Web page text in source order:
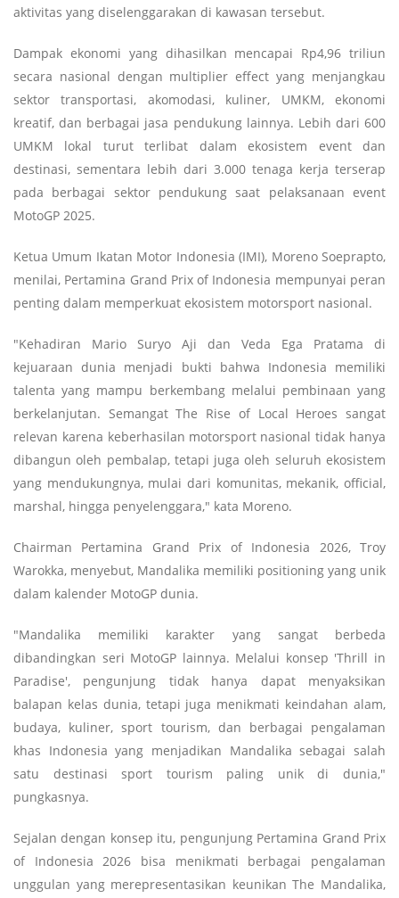
aktivitas yang diselenggarakan di kawasan tersebut.
Dampak ekonomi yang dihasilkan mencapai Rp4,96 triliun
secara nasional dengan multiplier effect yang menjangkau
sektor transportasi, akomodasi, kuliner, UMKM, ekonomi
kreatif, dan berbagai jasa pendukung lainnya. Lebih dari 600
UMKM lokal turut terlibat dalam ekosistem event dan
destinasi, sementara lebih dari 3.000 tenaga kerja terserap
pada berbagai sektor pendukung saat pelaksanaan event
MotoGP 2025.
Ketua Umum Ikatan Motor Indonesia (IMI), Moreno Soeprapto,
menilai, Pertamina Grand Prix of Indonesia mempunyai peran
penting dalam memperkuat ekosistem motorsport nasional.
"Kehadiran Mario Suryo Aji dan Veda Ega Pratama di
kejuaraan dunia menjadi bukti bahwa Indonesia memiliki
talenta yang mampu berkembang melalui pembinaan yang
berkelanjutan. Semangat The Rise of Local Heroes sangat
relevan karena keberhasilan motorsport nasional tidak hanya
dibangun oleh pembalap, tetapi juga oleh seluruh ekosistem
yang mendukungnya, mulai dari komunitas, mekanik, official,
marshal, hingga penyelenggara," kata Moreno.
Chairman Pertamina Grand Prix of Indonesia 2026, Troy
Warokka, menyebut, Mandalika memiliki positioning yang unik
dalam kalender MotoGP dunia.
"Mandalika memiliki karakter yang sangat berbeda
dibandingkan seri MotoGP lainnya. Melalui konsep 'Thrill in
Paradise', pengunjung tidak hanya dapat menyaksikan
balapan kelas dunia, tetapi juga menikmati keindahan alam,
budaya, kuliner, sport tourism, dan berbagai pengalaman
khas Indonesia yang menjadikan Mandalika sebagai salah
satu destinasi sport tourism paling unik di dunia,"
pungkasnya.
Sejalan dengan konsep itu, pengunjung Pertamina Grand Prix
of Indonesia 2026 bisa menikmati berbagai pengalaman
unggulan yang merepresentasikan keunikan The Mandalika,